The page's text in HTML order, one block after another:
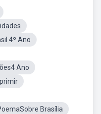
4º Ano
Ano
Brasília